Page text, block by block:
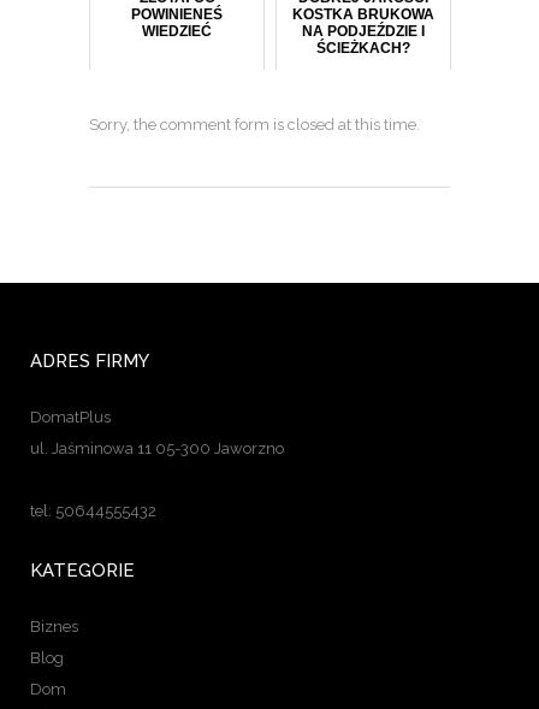
POWINIENEŚ
WIEDZIEĆ
KOSTKA BRUKOWA
NA PODJEŹDZIE I
ŚCIEŻKACH?
Sorry, the comment form is closed at this time.
ADRES FIRMY
DomatPlus
ul. Jaśminowa 11 05-300 Jaworzno
tel: 50644555432
KATEGORIE
Biznes
Blog
Dom